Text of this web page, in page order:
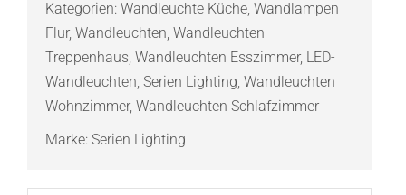
Wandleuchte
Menge
Kategorien: Wandleuchte Küche, Wandlampen
Flur, Wandleuchten, Wandleuchten
Treppenhaus, Wandleuchten Esszimmer, LED-
Wandleuchten, Serien Lighting, Wandleuchten
Wohnzimmer, Wandleuchten Schlafzimmer
Marke: Serien Lighting